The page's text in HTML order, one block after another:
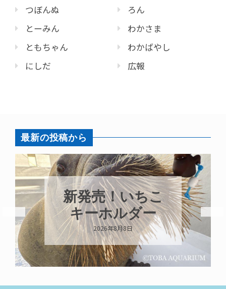
つぼんぬ
とーみん
ともちゃん
にしだ
ろん
わかさま
わかばやし
広報
最新の投稿から
新発売！いちこ
キーホルダー
2026年8月8日